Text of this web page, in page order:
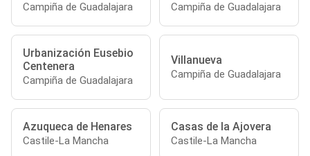
Campiña de Guadalajara Campiña de Guadalajara
Urbanización Eusebio
Centenera
Campiña de Guadalajara
Villanueva
Campiña de Guadalajara
Azuqueca de Henares
Castile-La Mancha
Casas de la Ajovera
Castile-La Mancha